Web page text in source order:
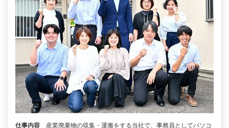
仕事内容
産業廃棄物の収集・運搬をする当社で、事務員としてパソコ